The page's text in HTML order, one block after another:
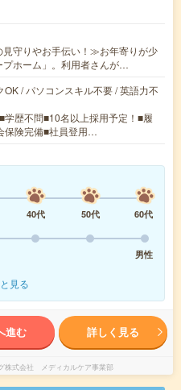
守りやお手伝い！≫お年寄りが少
プホーム」。利用者さんが…
/ パソコンスキル不要 / 英語力不
学歴不問■10名以上採用予定！■履
保険完備■社員登用…
40代 50代
60代
男性
見る
進む 詳しく見る
株式会社 メディカルケア事業部